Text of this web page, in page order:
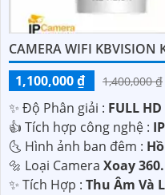
CAMERA WIFI KBVISION
1,100,000 ₫
1,400,000 ₫
✨ Độ Phân giải : FULL
👍 Tích hợp công nghệ :
🌜 Hình ảnh ban đêm :
🔩 Loại Camera Xoay 360.
️✨ Tích Hợp : Thu Âm Và